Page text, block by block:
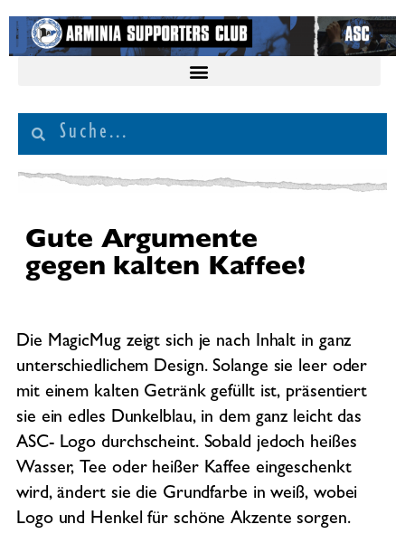
Gute Argumente
gegen kalten Kaffee!
Die MagicMug zeigt sich je nach Inhalt in ganz
unterschiedlichem Design. Solange sie leer oder
mit einem kalten Getränk gefüllt ist, präsentiert
sie ein edles Dunkelblau, in dem ganz leicht das
ASC- Logo durchscheint. Sobald jedoch heißes
Wasser, Tee oder heißer Kaffee eingeschenkt
wird, ändert sie die Grundfarbe in weiß, wobei
Logo und Henkel für schöne Akzente sorgen.